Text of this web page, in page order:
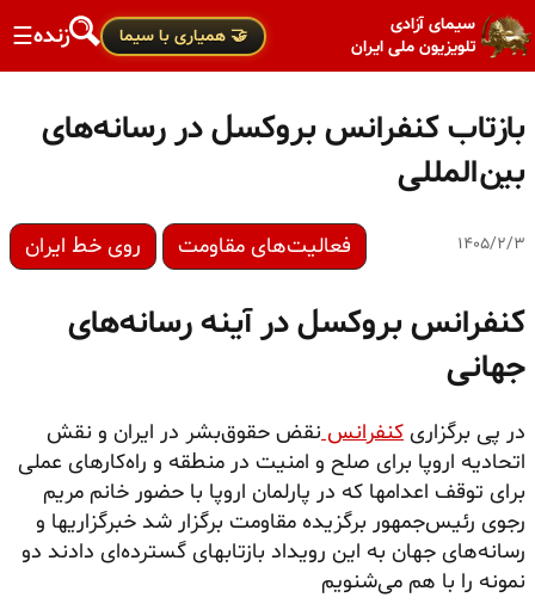
سیمای آزادی
تلویزیون ملی ایران
🤝 همیاری با سیما زنده☰
بازتاب کنفرانس بروکسل در رسانه‌های
بین‌المللی
۱۴۰۵/۲/۳ فعالیت‌های مقاومت روی خط ایران
کنفرانس بروکسل در آینه رسانه‌های
جهانی
در پی برگزاری کنفرانسنقض حقوق‌بشر در ایران و نقش
اتحادیه اروپا برای صلح و امنیت در منطقه و راه‌کارهای عملی
برای توقف اعدامها که در پارلمان اروپا با حضور خانم مریم
رجوی رئیس‌جمهور برگزیده مقاومت برگزار شد خبرگزاریها و
رسانه‌های جهان به این رویداد بازتابهای گسترده‌ای دادند دو
نمونه را با هم می‌شنویم